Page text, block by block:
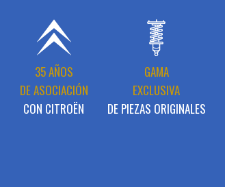
35 AÑOS
DE ASOCIACIÓN
CON CITROËN
GAMA
EXCLUSIVA
DE PIEZAS ORIGINALES